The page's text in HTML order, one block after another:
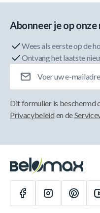
Abonneer je op
Wees als eerste op de
Ontvang het laatste
Dit formulier is beschermd
Privacybeleid en de